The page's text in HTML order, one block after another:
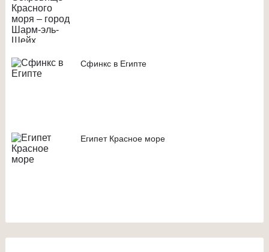
Сфинкс в Египте
Египет Красное море